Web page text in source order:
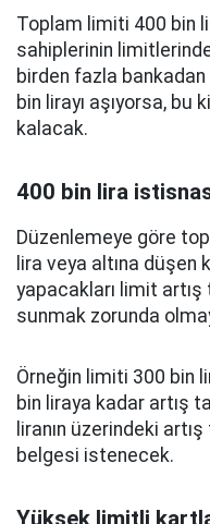
Toplam limiti 400 bin
sahiplerinin
birden fazla bankadan
bin lirayı aşıyorsa, bu
kalacak.
400 bin lira
Düzenlemeye göre
lira veya altına
yapacakları limit
sunmak zorunda
Örneğin limiti 300 bin
bin liraya kadar artış
liranın üzerindeki
belgesi istenecek.
Yüksek limitli